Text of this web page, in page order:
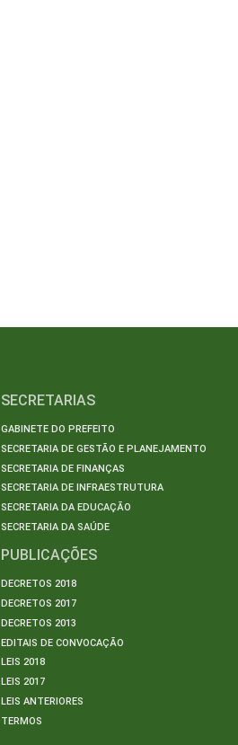
SECRETARIAS
GABINETE DO PREFEITO
SECRETARIA DE GESTÃO E PLANEJAMENTO
SECRETARIA DE FINANÇAS
SECRETARIA DE INFRAESTRUTURA
SECRETARIA DA EDUCAÇÃO
SECRETARIA DA SAÚDE
PUBLICAÇÕES
DECRETOS 2018
DECRETOS 2017
DECRETOS 2013
EDITAIS DE CONVOCAÇÃO
LEIS 2018
LEIS 2017
LEIS ANTERIORES
TERMOS